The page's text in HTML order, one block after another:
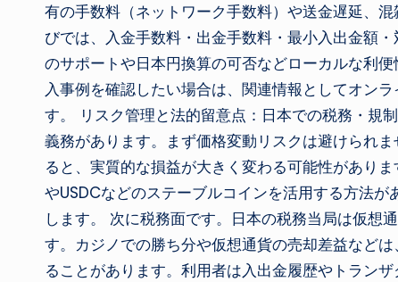
有の手数料（ネットワーク手数料）や送金遅延、
びでは、入金手数料・出金手数料・最小入出金額
のサポートや日本円換算の可否などローカルな利
入事例を確認したい場合は、関連情報としてオン
す。 リスク管理と法的留意点：日本での税務・規
義務があります。まず価格変動リスクは避けられ
ると、実質的な損益が大きく変わる可能性があり
やUSDCなどのステーブルコインを活用する方法
します。 次に税務面です。日本の税務当局は仮想
す。カジノでの勝ち分や仮想通貨の売却差益など
ることがあります。利用者は入出金履歴やトラン